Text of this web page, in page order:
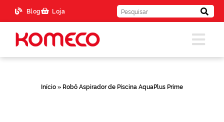
Blog Loja
Início» Robô Aspirador de Piscina AquaPlus Prime